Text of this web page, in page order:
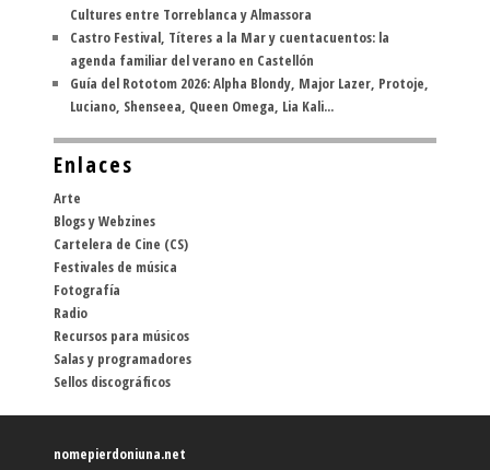
Cultures entre Torreblanca y Almassora
Castro Festival, Títeres a la Mar y cuentacuentos: la
agenda familiar del verano en Castellón
Guía del Rototom 2026: Alpha Blondy, Major Lazer, Protoje,
Luciano, Shenseea, Queen Omega, Lia Kali...
Enlaces
Arte
Blogs y Webzines
Cartelera de Cine (CS)
Festivales de música
Fotografía
Radio
Recursos para músicos
Salas y programadores
Sellos discográficos
nomepierdoniuna.net